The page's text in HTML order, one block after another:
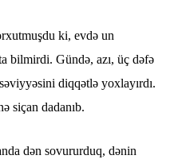
ki, evdə un
bilmirdi. Gündə, azı, üç dəfə
diqqətlə yoxlayırdı.
siçan dadanıb.
dən sovururduq, dənin